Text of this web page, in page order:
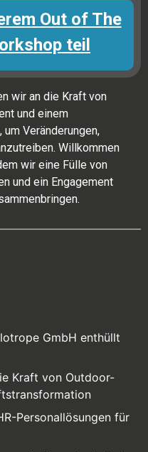
Out of The
teil
wir an die Kraft von
und einem
Veränderungen,
Willkommen
wir eine Fülle von
und ein Engagement
GmbH enthüllt
Kraft von Outdoor-
Personallösungen für